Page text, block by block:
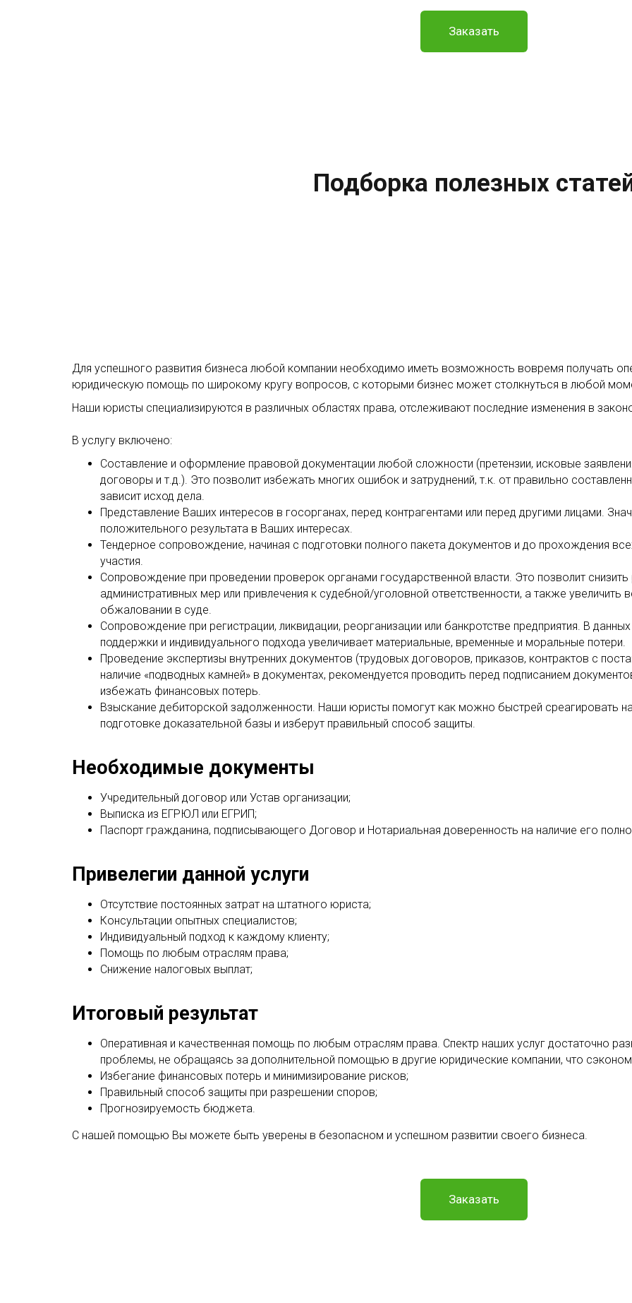
Заказать
Подборка полезных
Для успешного развития бизнеса любой компании необходимо иметь возможность вовремя получать
юридическую помощь по широкому кругу вопросов, с которыми бизнес может столкнуться в любой
Наши юристы специализируются в различных областях права, отслеживают последние изменения в
В услугу включено:
Составление и оформление правовой документации любой сложности (претензии, исковые
договоры и т.д.). Это позволит избежать многих ошибок и затруднений, т.к. от правильно
зависит исход дела.
Представление Ваших интересов в госорганах, перед контрагентами или перед другими лицами.
положительного результата в Ваших интересах.
Тендерное сопровождение, начиная с подготовки полного пакета документов и до прохождения
участия.
Сопровождение при проведении проверок органами государственной власти. Это позволит
административных мер или привлечения к судебной/уголовной ответственности, а также увеличить
обжаловании в суде.
Сопровождение при регистрации, ликвидации, реорганизации или банкротстве предприятия. В
поддержки и индивидуального подхода увеличивает материальные, временные и моральные потери.
Проведение экспертизы внутренних документов (трудовых договоров, приказов, контрактов с
наличие «подводных камней» в документах, рекомендуется проводить перед подписанием
избежать финансовых потерь.
Взыскание дебиторской задолженности. Наши юристы помогут как можно быстрей среагировать
подготовке доказательной базы и изберут правильный способ защиты.
Необходимые документы
Учредительный договор или Устав организации;
Выписка из ЕГРЮЛ или ЕГРИП;
Паспорт гражданина, подписывающего Договор и Нотариальная доверенность на наличие его
Привелегии данной услуги
Отсутствие постоянных затрат на штатного юриста;
Консультации опытных специалистов;
Индивидуальный подход к каждому клиенту;
Помощь по любым отраслям права;
Снижение налоговых выплат;
Итоговый результат
Оперативная и качественная помощь по любым отраслям права. Спектр наших услуг достаточно
проблемы, не обращаясь за дополнительной помощью в другие юридические компании, что
Избегание финансовых потерь и минимизирование рисков;
Правильный способ защиты при разрешении споров;
Прогнозируемость бюджета.
С нашей помощью Вы можете быть уверены в безопасном и успешном развитии своего бизнеса.
Заказать